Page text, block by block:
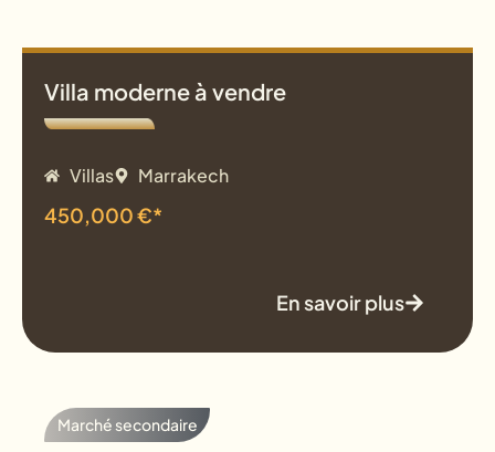
Villa moderne à vendre
Villas Marrakech
450,000 €*
En savoir plus
Marché secondaire